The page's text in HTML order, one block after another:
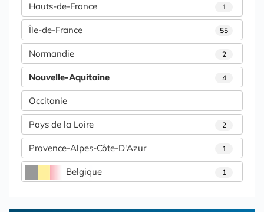
Hauts-de-France 1
Île-de-France 55
Normandie 2
Nouvelle-Aquitaine 4
Occitanie
Pays de la Loire 2
Provence-Alpes-Côte-D'Azur 1
Belgique 1